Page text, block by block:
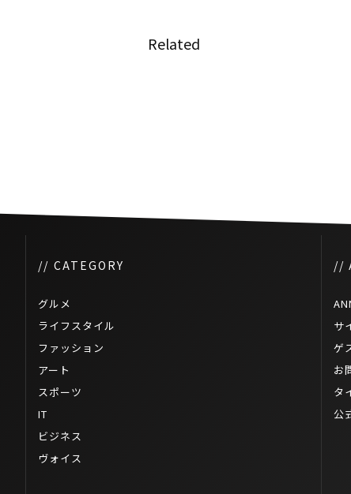
Related
// CATEGORY
グルメ
ライフスタイル
ファッション
アート
スポーツ
IT
ビジネス
ヴォイス
//
サ
ゲ
お
タ
公